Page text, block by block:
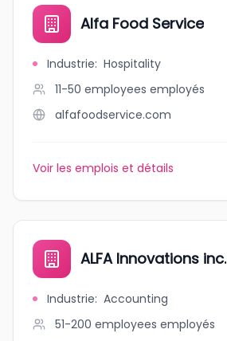
Alfa Food Service
Industrie: Hospitality
11-50 employees employés
alfafoodservice.com
Voir les emplois et détails
ALFA Innovations inc.
Industrie: Accounting
51-200 employees employés